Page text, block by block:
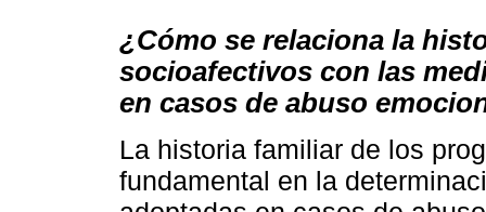
¿Cómo se relaciona la
socioafectivos con las
en casos de abuso
La historia familiar de los
fundamental en la